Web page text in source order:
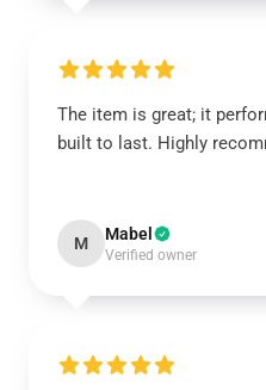
The item is great; it
built to last. Highly
M Mabel
Verified owner